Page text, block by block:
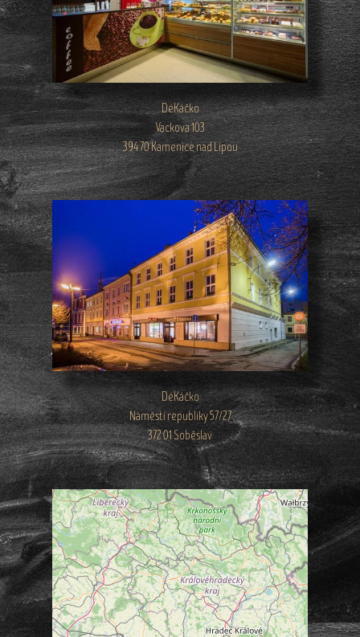
DéKáčko
Vackova 103
394 70 Kamenice nad Lipou
DéKáčko
Náměstí republiky 57/27
372 01 Soběslav